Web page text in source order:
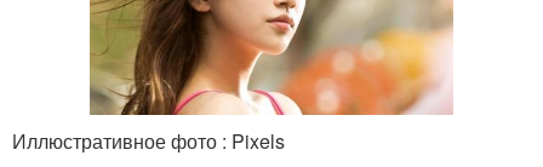
Иллюстративное фото : Pixels